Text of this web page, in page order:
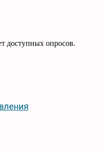
доступных опросов.